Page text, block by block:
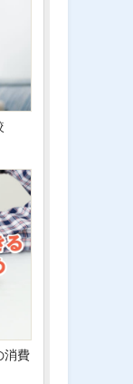
消費